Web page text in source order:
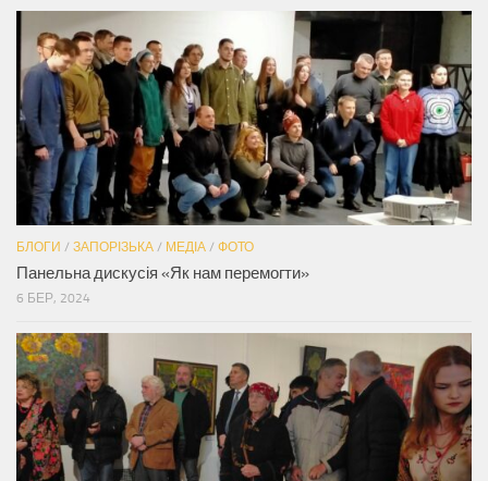
БЛОГИ / ЗАПОРІЗЬКА / МЕДІА / ФОТО
Панельна дискусія «Як нам перемогти»
6 БЕР, 2024